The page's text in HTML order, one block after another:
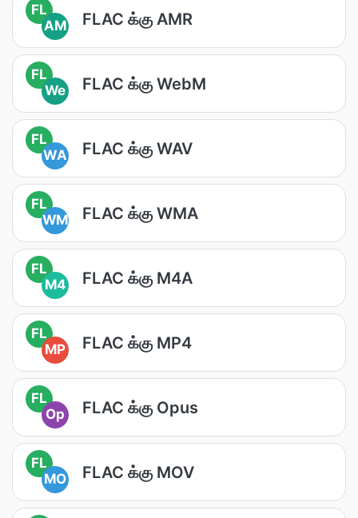
FL
AM
FLAC க்கு AMR
FL
We
FLAC க்கு WebM
FL
WA
FLAC க்கு WAV
FL
WM
FLAC க்கு WMA
FL
M4
FLAC க்கு M4A
FL
MP
FLAC க்கு MP4
FL
Op
FLAC க்கு Opus
FL
MO
FLAC க்கு MOV